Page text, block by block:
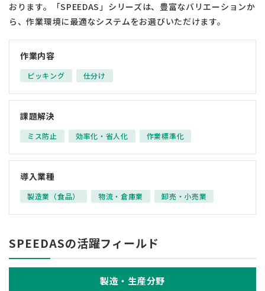
おります。
「SPEEDAS」シリーズは、豊富なバリエーションか
ら、作業環境に最適なシステムをお選びいただけます。
作業内容
ピッキング 仕分け
課題解決
ミス防止 効率化・省人化 作業標準化
導入業種
製造業（食品） 物流・倉庫業 卸売・小売業
SPEEDASの活躍フィールド
製造・生産分野